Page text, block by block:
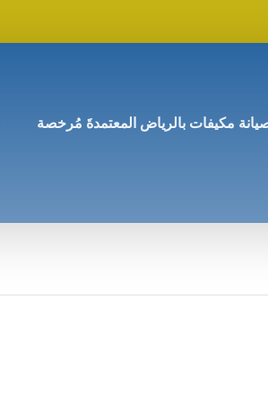
مكيفات بالرياض المعتمدةَ مُرخصة